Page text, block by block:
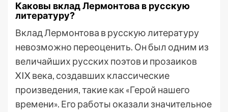
Каковы вклад Лермонтова в русскую
литературу?
Вклад Лермонтова в русскую литературу
невозможно переоценить. Он был одним из
величайших русских поэтов и прозаиков
XIX века, создавших классические
произведения, такие как «Герой нашего
времени». Его работы оказали значительное